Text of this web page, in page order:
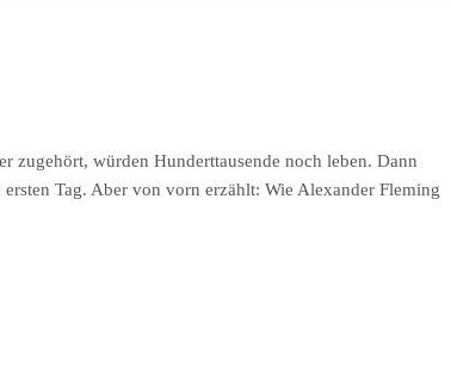
zugehört, würden Hunderttausende noch leben. Dann
Tag. Aber von vorn erzählt: Wie Alexander Fleming